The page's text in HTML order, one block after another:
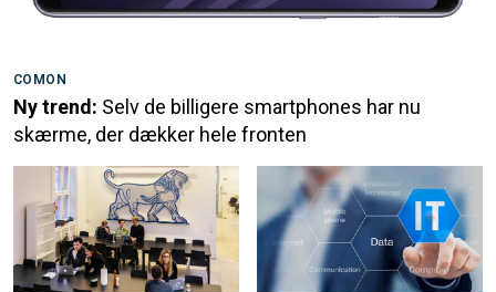
COMON
Ny trend: Selv de billigere smartphones har nu
skærme, der dækker hele fronten